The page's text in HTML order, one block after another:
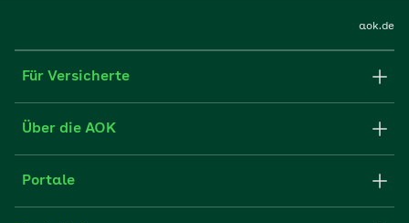
aok.de
Für Versicherte
Formulare und Anträge
Über die AOK
Struktur & Verwaltung
Portale